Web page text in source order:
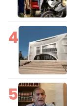
4
5